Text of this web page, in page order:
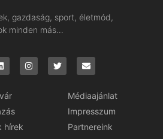
gazdaság, sport, életmód,
minden más…
hírek
Médiaajánlat
Impresszum
Partnereink